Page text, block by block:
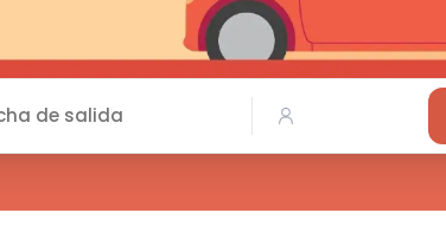
de salida